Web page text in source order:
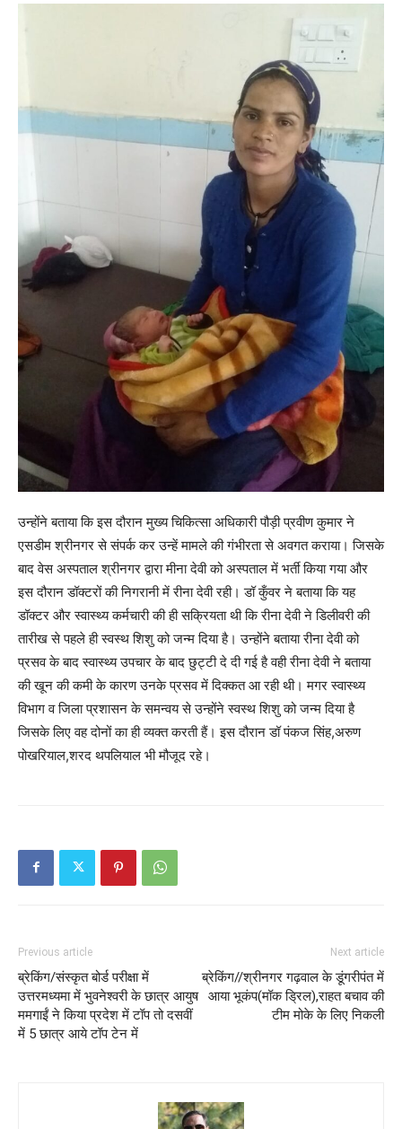
उन्होंने बताया कि इस दौरान मुख्य चिकित्सा अधिकारी पौड़ी प्रवीण कुमार ने
एसडीम श्रीनगर से संपर्क कर उन्हें मामले की गंभीरता से अवगत कराया। जिसके
बाद वेस अस्पताल श्रीनगर द्वारा मीना देवी को अस्पताल में भर्ती किया गया और
इस दौरान डॉक्टरों की निगरानी में रीना देवी रही। डॉ कुँवर ने बताया कि यह
डॉक्टर और स्वास्थ्य कर्मचारी की ही सक्रियता थी कि रीना देवी ने डिलीवरी की
तारीख से पहले ही स्वस्थ शिशु को जन्म दिया है। उन्होंने बताया रीना देवी को
प्रसव के बाद स्वास्थ्य उपचार के बाद छुट्टी दे दी गई है वही रीना देवी ने बताया
की खून की कमी के कारण उनके प्रसव में दिक्कत आ रही थी। मगर स्वास्थ्य
विभाग व जिला प्रशासन के समन्वय से उन्होंने स्वस्थ शिशु को जन्म दिया है
जिसके लिए वह दोनों का ही व्यक्त करती हैं। इस दौरान डॉ पंकज सिंह,अरुण
पोखरियाल,शरद थपलियाल भी मौजूद रहे।
Previous article
ब्रेकिंग/संस्कृत बोर्ड परीक्षा में
उत्तरमध्यमा में भुवनेश्वरी के छात्र आयुष
ममगाईं ने किया प्रदेश में टॉप तो दसवीं
में 5 छात्र आये टॉप टेन में
Next article
ब्रेकिंग//श्रीनगर गढ़वाल के डूंगरीपंत में
आया भूकंप(मॉक ड्रिल),राहत बचाव की
टीम मोके के लिए निकली